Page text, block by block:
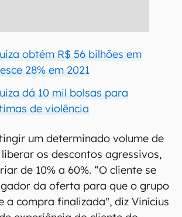
obtém R$ 56 bilhões em
28% em 2021
dá 10 mil bolsas para
de violência
um determinado volume de
os descontos agressivos,
de 10% a 60%. “O cliente se
da oferta para que o grupo
a compra finalizada", diz Vinícius